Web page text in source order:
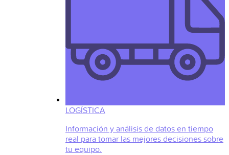
LOGÍSTICA
Información y análisis de datos en tiempo
real para tomar las mejores decisiones sobre
tu equipo.